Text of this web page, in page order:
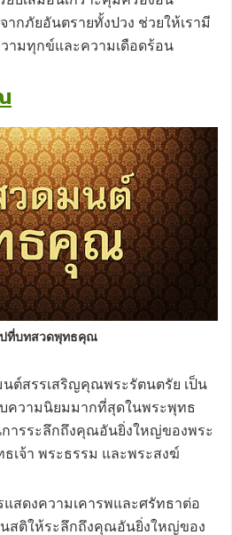
ากภัยอันตรายทั้งปวง ช่วยให้เรามี
ามทุกข์และความเดือดร้อน
ที่บทสวดพุทธคุณ
สรรเสริญคุณพระรัตนตรัย เป็น
ความนิยมมากที่สุดในพระพุทธ
ารระลึกถึงคุณอันยิ่งใหญ่ของพระ
เจ้า พระธรรม และพระสงฆ์
สดงความเคารพและศรัทธาต่อ
นสติให้ระลึกถึงคุณอันยิ่งใหญ่ของ